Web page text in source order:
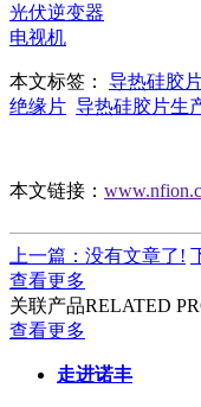
光伏逆变器
电视机
本文标签： 导热硅胶
绝缘片 导热硅胶片生
本文链接：
上一篇：没有文章了!
查看更多
关联产品RELATED
查看更多
走进诺丰